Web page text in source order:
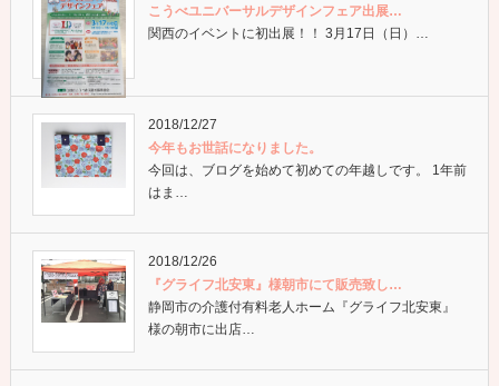
こうべユニバーサルデザインフェア出展…
関西のイベントに初出展！！ 3月17日（日）…
2018/12/27
今年もお世話になりました。
今回は、ブログを始めて初めての年越しです。 1年前
はま…
2018/12/26
『グライフ北安東』様朝市にて販売致し…
静岡市の介護付有料老人ホーム『グライフ北安東』
様の朝市に出店…